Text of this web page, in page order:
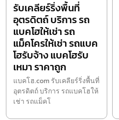
รับเคลียร์ริ่งพื้นที่
อุตรดิตถ์ บริการ รถ
แบคโฮให้เช่า รถ
แม็คโครให้เช่า รถแบค
โฮรับจ้าง แบคโฮรับ
เหมา ราคาถูก
แบคโฮ.com รับเคลียร์ริ่งพื้นที่
อุตรดิตถ์ บริการ รถแบคโฮให้
เช่า รถแม็คโ